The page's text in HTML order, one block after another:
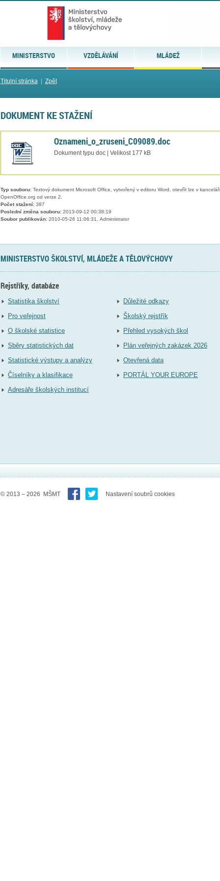
MINISTERSTVO VZDĚLÁVÁNÍ MLÁDEŽ
Titulní stránka| Zpět
DOKUMENT KE STAŽENÍ
Oznameni_o_zruseni_C09089.doc
Dokument typu doc | Velikost 177 kB
Typ souboru:Textový dokument Microsoft Office, vytvořený v editoru Word, otevřít lze v
OpenOffice.org od verze 2.
Počet stažení:387
Poslední změna souboru:2013-09-12 00:38:19
Soubor publikován:2010-05-26 11:06:31, Administrator
MINISTERSTVO ŠKOLSTVÍ, MLÁDEŽE A TĚLOVÝCHOVY
Rejstříky, databáze
Statistika školství
Pro veřejnost
O školské statistice
Sběry statistických dat
Statistické výstupy a analýzy
Číselníky a klasifikace
Adresáře školských institucí
Důležité odkazy
Školský rejstřík
Přehled vysokých škol
Plán veřejných zakázek 2026
Otevřená data
PORTÁL YOUR EUROPE
© 2013 – 2026 MŠMT Nastavení soubrů cookies